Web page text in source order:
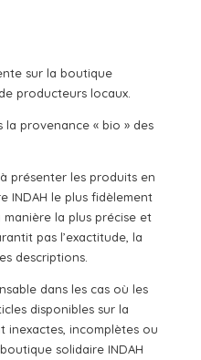
sur la boutique
producteurs locaux.
la provenance « bio » des
présenter les produits en
INDAH le plus fidèlement
la plus précise et
pas l’exactitude, la
descriptions.
dans les cas où les
disponibles sur la
inexactes, incomplètes ou
solidaire INDAH